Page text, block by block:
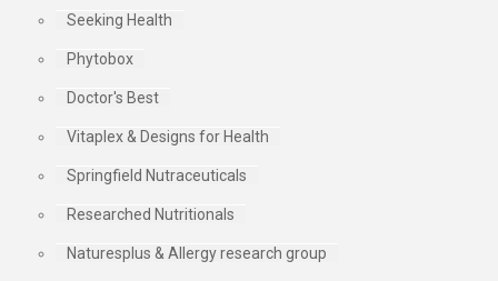
Seeking Health
Phytobox
Doctor's Best
Vitaplex & Designs for Health
Springfield Nutraceuticals
Researched Nutritionals
Naturesplus & Allergy research group